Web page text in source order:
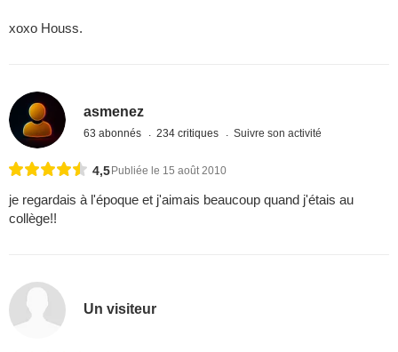
xoxo Houss.
asmenez
63 abonnés 234 critiques Suivre son activité
4,5 Publiée le 15 août 2010
je regardais à l'époque et j'aimais beaucoup quand j'étais au
collège!!
Un visiteur